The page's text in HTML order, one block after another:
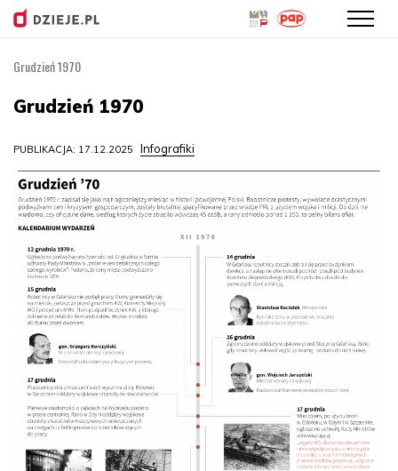
Grudzień 1970
Grudzień 1970
PUBLIKACJA: 17.12.2025 Infografiki